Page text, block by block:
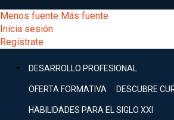
al
contenido
principal
[Educarchile
Escritorio]
Menos fuente Más fuente
Inicia sesión
Regístrate
Menú
principal
DESARROLLO PROFESIONAL
OFERTA FORMATIVA DESCUBRE
HABILIDADES PARA EL SIGLO XXI
Buscar
Menú
principal
DESARROLLO
Expand
GESTIÓN
Expand